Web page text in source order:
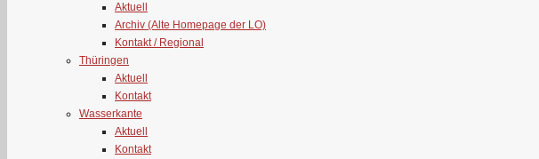
Aktuell
Archiv (Alte Homepage der LO)
Kontakt / Regional
Thüringen
Aktuell
Kontakt
Wasserkante
Aktuell
Kontakt